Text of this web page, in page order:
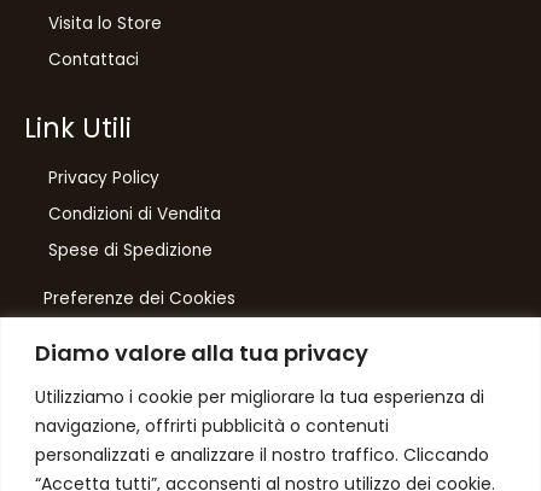
Diamo valore alla tua privacy
Utilizziamo i cookie per migliorare la tua esperienza di
navigazione, offrirti pubblicità o contenuti
personalizzati e analizzare il nostro traffico. Cliccando
“Accetta tutti”, acconsenti al nostro utilizzo dei cookie.
Visita lo Store
Contattaci
Link Utili
Privacy Policy
Condizioni di Vendita
Spese di Spedizione
Preferenze dei Cookies
Number One
di Domenico Toccacieli
Via G. Mazzini 5/C
61033 FERMIGNANO PU
C.F. TCCDNC64A31D541L
di sconto, solo per te
Iscriviti per ricevere il tuo sconto esclusivo e
e offerte!